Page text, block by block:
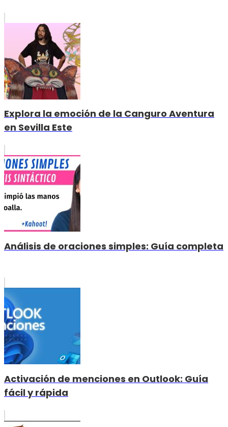
Explora la emoción de la Canguro Aventura
en Sevilla Este
Análisis de oraciones simples: Guía completa
Activación de menciones en Outlook: Guía
fácil y rápida